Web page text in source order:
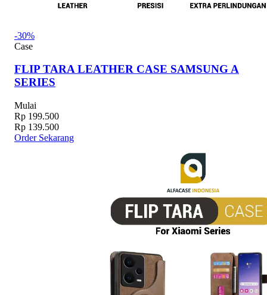
-30%
Case
FLIP TARA LEATHER CASE SAMSUNG A
SERIES
Mulai
Rp 199.500
Rp 139.500
Order Sekarang